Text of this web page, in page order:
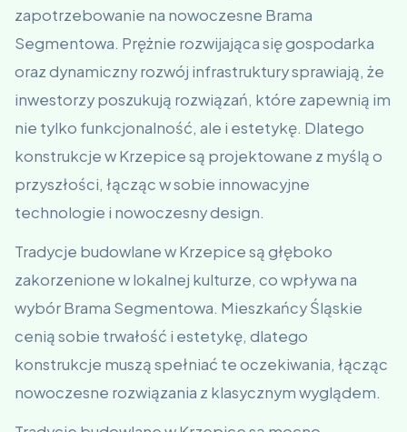
zapotrzebowanie na nowoczesne Brama
Segmentowa. Prężnie rozwijająca się gospodarka
oraz dynamiczny rozwój infrastruktury sprawiają, że
inwestorzy poszukują rozwiązań, które zapewnią im
nie tylko funkcjonalność, ale i estetykę. Dlatego
konstrukcje w Krzepice są projektowane z myślą o
przyszłości, łącząc w sobie innowacyjne
technologie i nowoczesny design.
Tradycje budowlane w Krzepice są głęboko
zakorzenione w lokalnej kulturze, co wpływa na
wybór Brama Segmentowa. Mieszkańcy Śląskie
cenią sobie trwałość i estetykę, dlatego
konstrukcje muszą spełniać te oczekiwania, łącząc
nowoczesne rozwiązania z klasycznym wyglądem.